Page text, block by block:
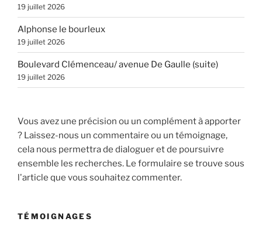
19 juillet 2026
Alphonse le bourleux
19 juillet 2026
Boulevard Clémenceau/ avenue De Gaulle (suite)
19 juillet 2026
Vous avez une précision ou un complément à apporter
? Laissez-nous un commentaire ou un témoignage,
cela nous permettra de dialoguer et de poursuivre
ensemble les recherches. Le formulaire se trouve sous
l'article que vous souhaitez commenter.
TÉMOIGNAGES